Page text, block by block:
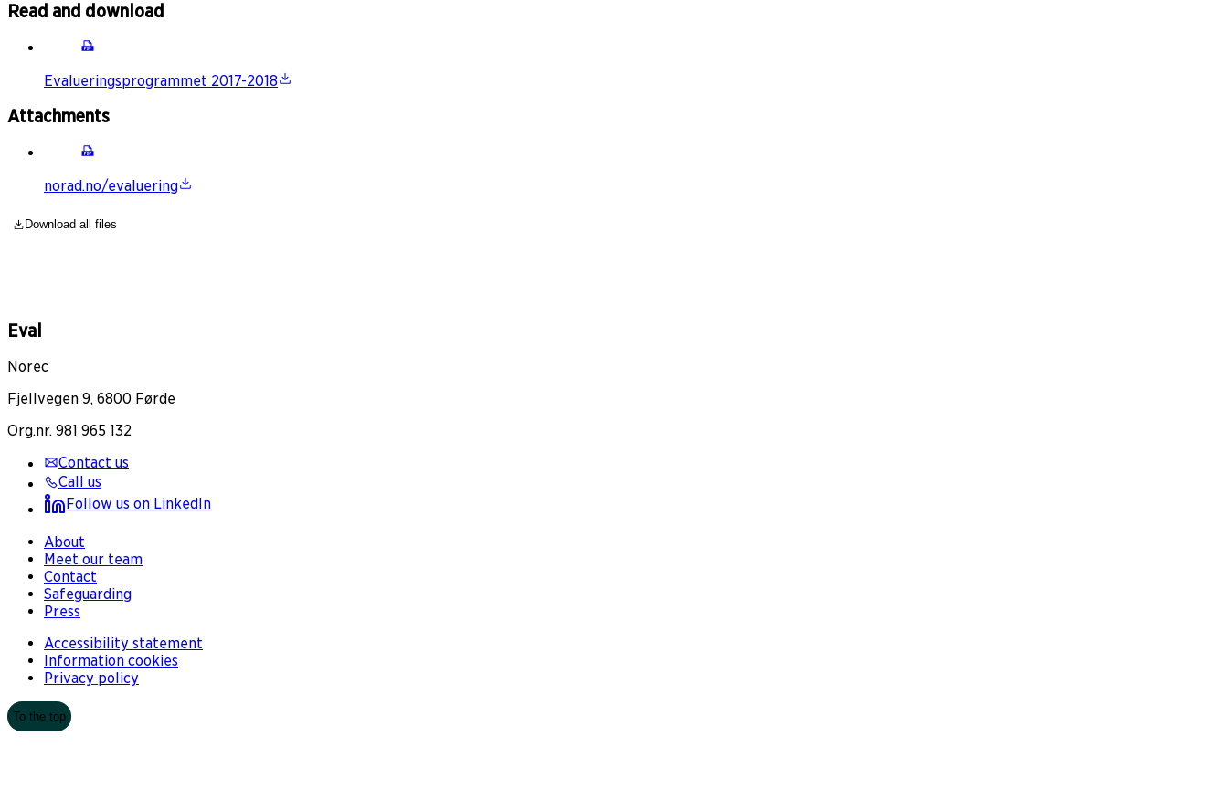
Read and download
Evalueringsprogrammet 2017-2018
Attachments
norad.no/evaluering
Download all files
Eval
Norec
Fjellvegen 9, 6800 Førde
Org.nr. 981 965 132
Contact us
Call us
Follow us on LinkedIn
About
Meet our team
Contact
Safeguarding
Press
Accessibility statement
Information cookies
Privacy policy
To the top